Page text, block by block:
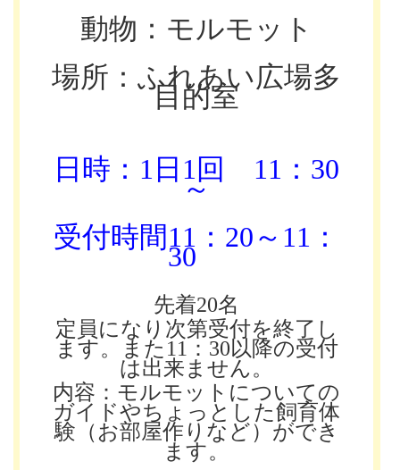
動物：モルモット
場所：ふれあい広場多
目的室
日時：1日1回 11：30
～
受付時間11：20～11：
30
先着20名
定員になり次第受付を終了し
ます。また11：30以降の受付
は出来ません。
内容：モルモットについての
ガイドやちょっとした飼育体
験（お部屋作りなど）ができ
ます。